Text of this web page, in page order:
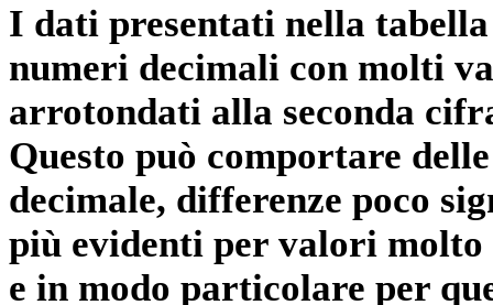
I dati presentati nella
numeri decimali con molti
arrotondati alla seconda
Questo può comportare
decimale, differenze poco
più evidenti per valori
e in modo particolare per